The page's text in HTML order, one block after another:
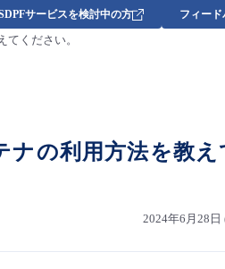
サービスを検討中の方 フィー
てください。
ナの利用方法を教え
2024年6月28日